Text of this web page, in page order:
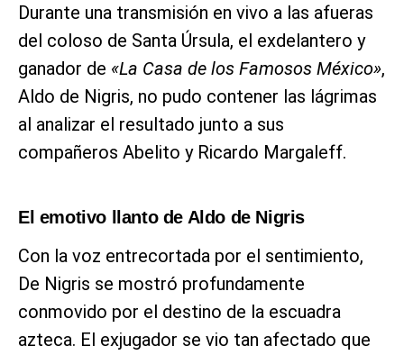
Durante una transmisión en vivo a las afueras
del coloso de Santa Úrsula, el exdelantero y
ganador de «La Casa de los Famosos México»,
Aldo de Nigris, no pudo contener las lágrimas
al analizar el resultado junto a sus
compañeros Abelito y Ricardo Margaleff.
El emotivo llanto de Aldo de Nigris
Con la voz entrecortada por el sentimiento,
De Nigris se mostró profundamente
conmovido por el destino de la escuadra
azteca. El exjugador se vio tan afectado que